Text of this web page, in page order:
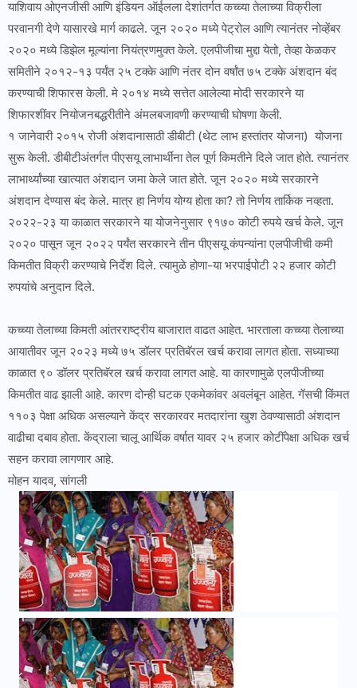
याशिवाय ओएनजीसी आणि इंडियन ऑईलला देशांतर्गत कच्च्या तेलाच्या विक्रीला
परवानगी देणे यासारखे मार्ग काढले. जून २०२० मध्ये पेट्रोल आणि त्यानंतर नोव्हेंबर
२०२० मध्ये डिझेल मूल्यांना नियंत्रणमुक्त केले. एलपीजीचा मुद्दा येतो, तेव्हा केळकर
समितीने २०१२-१३ पर्यंत २५ टक्के आणि नंतर दोन वर्षांत ७५ टक्के अंशदान बंद
करण्याची शिफारस केली. मे २०१४ मध्ये सत्तेत आलेल्या मोदी सरकारने या
शिफारशींवर नियोजनबद्धरीतीने अंमलबजावणी करण्याची घोषणा केली.
१ जानेवारी २०१५ रोजी अंशदानासाठी डीबीटी (थेट लाभ हस्तांतर योजना) योजना
सुरू केली. डीबीटीअंतर्गत पीएसयू लाभार्थींना तेल पूर्ण किमतीने दिले जात होते. त्यानंतर
लाभार्थ्यांच्या खात्यात अंशदान जमा केले जात होते. जून २०२० मध्ये सरकारने
अंशदान देण्यास बंद केले. मात्र हा निर्णय योग्य होता का? तो निर्णय तार्किक नव्हता.
२०२२-२३ या काळात सरकारने या योजनेनुसार ९१७० कोटी रुपये खर्च केले. जून
२०२० पासून जून २०२२ पर्यंत सरकारने तीन पीएसयू कंपन्यांना एलपीजीची कमी
किमतीत विक्री करण्याचे निर्देश दिले. त्यामुळे होणा-या भरपाईपोटी २२ हजार कोटी
रुपयांचे अनुदान दिले.
कच्च्या तेलाच्या किमती आंतरराष्ट्रीय बाजारात वाढत आहेत. भारताला कच्च्या तेलाच्या
आयातीवर जून २०२३ मध्ये ७५ डॉलर प्रतिबॅरल खर्च करावा लागत होता. सध्याच्या
काळात ९० डॉलर प्रतिबॅरल खर्च करावा लागत आहे. या कारणामुळे एलपीजीच्या
किमतीत वाढ झाली आहे. कारण दोन्ही घटक एकमेकांवर अवलंबून आहेत. गॅसची किंमत
११०३ पेक्षा अधिक असल्याने केंद्र सरकारवर मतदारांना खुश ठेवण्यासाठी अंशदान
वाढीचा दबाव होता. केंद्राला चालू आर्थिक वर्षात यावर २५ हजार कोटींपेक्षा अधिक खर्च
सहन करावा लागणार आहे.
मोहन यादव, सांगली